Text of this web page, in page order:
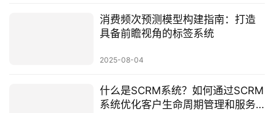
消费频次预测模型构建指南：打造
具备前瞻视角的标签系统
2025-08-04
什么是SCRM系统？如何通过SCRM
系统优化客户生命周期管理和服务